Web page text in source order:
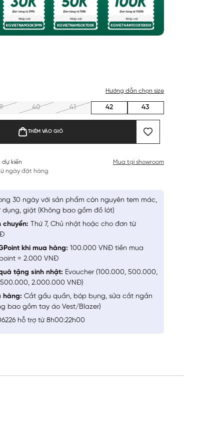
Hướng dẫn chọn size
40 41 42 43
THÊM VÀO GIỎ
dự kiến
ngày đặt hàng
Mua tại showroom
30 ngày với sản phẩm còn nguyên tem mác,
dụng, giặt (Không bao gồm đồ lót)
chuyển: Thứ 7, Chủ nhật hoặc cho đơn từ
khi mua hàng: 100.000 VNĐ tiền mua
= 2.000 VNĐ
tặng sinh nhật: Evoucher (100.000, 500.000,
2.000.000 VNĐ)
hàng: Cắt gấu quần, bóp bụng, sửa cắt ngắn
bao gồm tay áo Vest/Blazer)
hỗ trợ từ 8h00:22h00